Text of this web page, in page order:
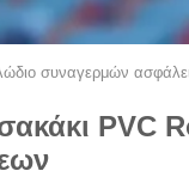
συναγερμών
PVC